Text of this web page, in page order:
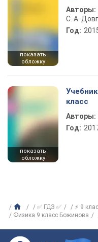
показать
обложку
Авторы:
С. А.
Год:
показать
обложку
класс
Авторы:
Год:
✅ ГДЗ ✅ ⚡ 9
Физика 9 класс Божинова